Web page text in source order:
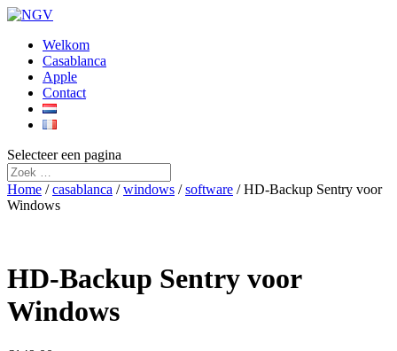
Welkom
Casablanca
Apple
Contact
Selecteer een pagina
Home /casablanca /windows /software / HD-Backup Sentry voor
Windows
HD-Backup Sentry voor
Windows